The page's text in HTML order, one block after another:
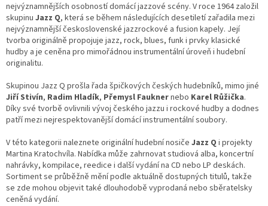
nejvýznamnějších osobností domácí jazzové scény. V roce 1964 založil
skupinu Jazz Q, která se během následujících desetiletí zařadila mezi
nejvýznamnější československé jazzrockové a fusion kapely. Její
tvorba originálně propojuje jazz, rock, blues, funk i prvky klasické
hudby a je ceněna pro mimořádnou instrumentální úroveň i hudební
originalitu.
Skupinou Jazz Q prošla řada špičkových českých hudebníků, mimo jiné
Jiří Stivín, Radim Hladík, Přemysl Fauknernebo Karel Růžička.
Díky své tvorbě ovlivnili vývoj českého jazzu i rockové hudby a dodnes
patří mezi nejrespektovanější domácí instrumentální soubory.
V této kategorii naleznete originální hudební nosiče Jazz Q i projekty
Martina Kratochvíla. Nabídka může zahrnovat studiová alba, koncertní
nahrávky, kompilace, reedice i další vydání na CD nebo LP deskách.
Sortiment se průběžně mění podle aktuálně dostupných titulů, takže
se zde mohou objevit také dlouhodobě vyprodaná nebo sběratelsky
ceněná vydání.